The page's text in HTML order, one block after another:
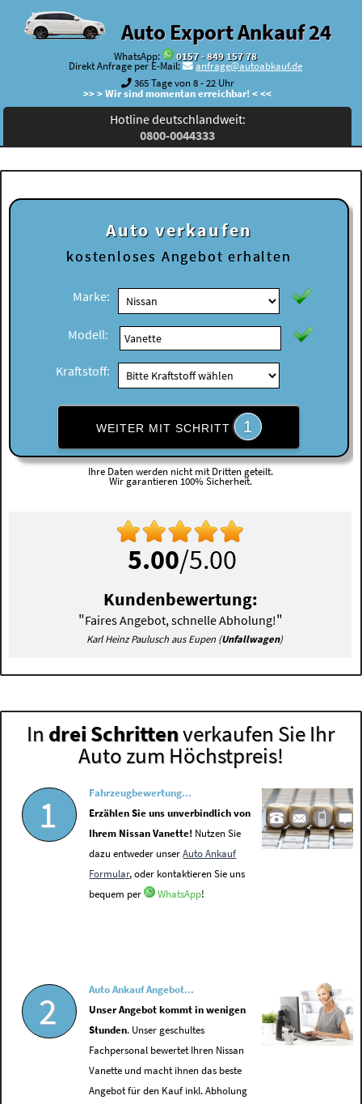
Auto Export Ankauf 24
WhatsApp:
0157 - 849 157 78
Direkt Anfrage per E-Mail:
anfrage@autoabkauf.de
365 Tage von 8 - 22 Uhr
>> > Wir sind momentan erreichbar! < <<
Hotline deutschlandweit:
0800-0044333
Auto verkaufen
kostenloses Angebot erhalten
Marke:
Modell:
Kraftstoff:
WEITER MIT SCHRITT 1
Ihre Daten werden nicht mit Dritten geteilt.
Wir garantieren 100% Sicherheit.
5.00/5.00
Kundenbewertung:
"Faires Angebot, schnelle Abholung!"
Karl Heinz Paulusch aus Eupen (Unfallwagen)
In drei Schrittenverkaufen Sie Ihr
Auto zum Höchstpreis!
1
Fahrzeugbewertung...
Erzählen Sie uns unverbindlich von
Ihrem Nissan Vanette! Nutzen Sie
dazu entweder unserAuto Ankauf
Formular, oder kontaktieren Sie uns
bequem per
WhatsApp!
2
Auto Ankauf Angebot...
Unser Angebot kommt in wenigen
Stunden. Unser geschultes
Fachpersonal bewertet Ihren Nissan
Vanette und macht ihnen das beste
Angebot für den Kauf inkl. Abholung